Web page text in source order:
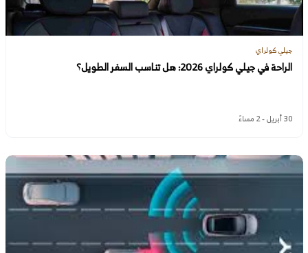
جيلي كولراي
الراحة في جيلي كولراي 2026: هل تناسب السفر الطويل؟
30 أبريل - 2 مساءً